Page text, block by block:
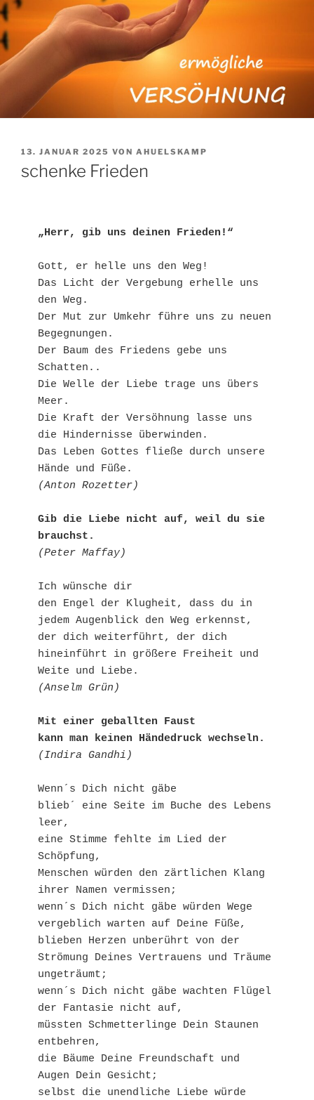
VERÖFFENTLICHT
13. JANUAR 2025 VON AHUELSKAMP
schenke Frieden
„Herr, gib uns deinen Frieden!“
Gott, er helle uns den Weg!
Das Licht der Vergebung erhelle uns
den Weg.
Der Mut zur Umkehr führe uns zu neuen
Begegnungen.
Der Baum des Friedens gebe uns
Schatten..
Die Welle der Liebe trage uns übers
Meer.
Die Kraft der Versöhnung lasse uns
die Hindernisse überwinden.
Das Leben Gottes fließe durch unsere
Hände und Füße.
(Anton Rozetter)
Gib die Liebe nicht auf, weil du sie
brauchst.
(Peter Maffay)
Ich wünsche dir
den Engel der Klugheit, dass du in
jedem Augenblick den Weg erkennst,
der dich weiterführt, der dich
hineinführt in größere Freiheit und
Weite und Liebe.
(Anselm Grün)
Mit einer geballten Faust
kann man keinen Händedruck wechseln.
(Indira Gandhi)
Wenn´s Dich nicht gäbe
blieb´ eine Seite im Buche des Lebens
leer,
eine Stimme fehlte im Lied der
Schöpfung,
Menschen würden den zärtlichen Klang
ihrer Namen vermissen;
wenn´s Dich nicht gäbe würden Wege
vergeblich warten auf Deine Füße,
blieben Herzen unberührt von der
Strömung Deines Vertrauens und Träume
ungeträumt;
wenn´s Dich nicht gäbe wachten Flügel
der Fantasie nicht auf,
müssten Schmetterlinge Dein Staunen
entbehren,
die Bäume Deine Freundschaft und
Augen Dein Gesicht;
selbst die unendliche Liebe würde